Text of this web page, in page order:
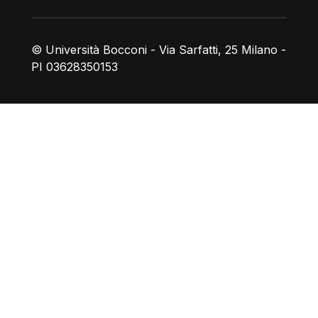
© Università Bocconi - Via Sarfatti, 25 Milano -
PI 03628350153